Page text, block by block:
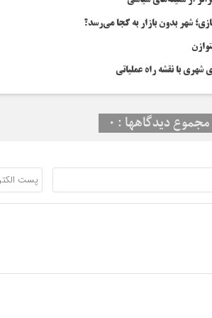
شهر بدون بازار به کجا می‌رسد؟
شهری با نقشه راه عملیاتی
مجموع دیدگاهها : 0